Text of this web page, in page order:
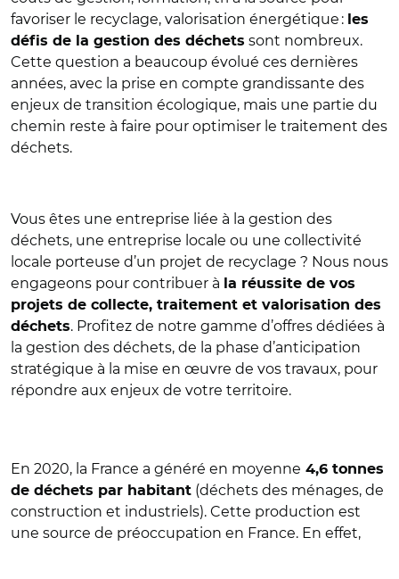
favoriser le recyclage, valorisation énergétique : les
défis de la gestion des déchets sont nombreux.
Cette question a beaucoup évolué ces dernières
années, avec la prise en compte grandissante des
enjeux de transition écologique, mais une partie du
chemin reste à faire pour optimiser le traitement des
déchets.
Vous êtes une entreprise liée à la gestion des
déchets, une entreprise locale ou une collectivité
locale porteuse d’un projet de recyclage ? Nous nous
engageons pour contribuer à
la réussite de vos
projets de collecte, traitement et valorisation des
déchets. Profitez de notre gamme d’offres dédiées à
la gestion des déchets, de la phase d’anticipation
stratégique à la mise en œuvre de vos travaux, pour
répondre aux enjeux de votre territoire.
En 2020, la France a généré en moyenne 4,6 tonnes
de déchets par habitant (déchets des ménages, de
construction et industriels). Cette production est
une source de préoccupation en France. En effet,